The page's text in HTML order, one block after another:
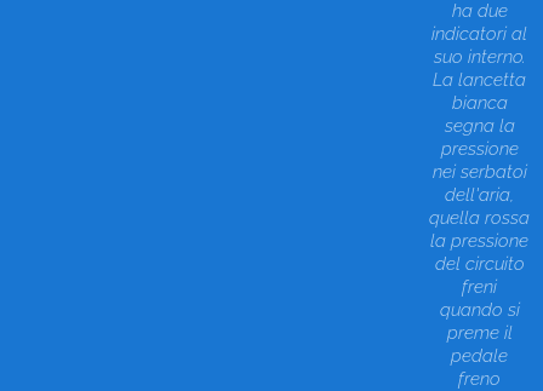
ha due
indicatori al
suo interno.
La lancetta
bianca
segna la
pressione
nei serbatoi
dell'aria,
quella rossa
la pressione
del circuito
freni
quando si
preme il
pedale
freno